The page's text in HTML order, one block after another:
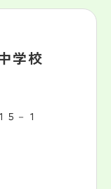
学校
－１